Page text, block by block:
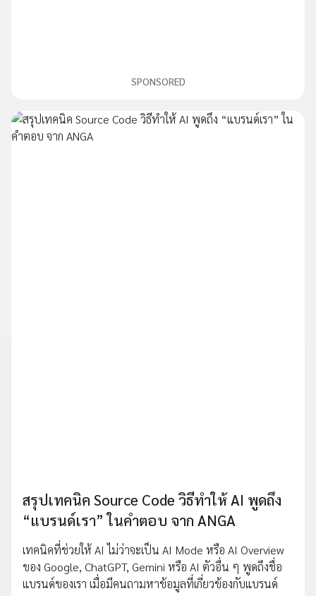
SPONSORED
สรุปเทคนิค Source Code วิธีทำให้ AI พูดถึง
“แบรนด์เรา” ในคำตอบ จาก ANGA
เทคนิคที่ช่วยให้ AI ไม่ว่าจะเป็น AI Mode หรือ AI Overview
ของ Google, ChatGPT, Gemini หรือ AI ตัวอื่น ๆ พูดถึงชื่อ
แบรนด์ของเรา เมื่อมีคนถามหาข้อมูลที่เกี่ยวข้องกับแบรนด์